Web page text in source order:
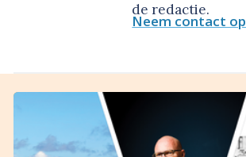
de redactie.
Neem contact op